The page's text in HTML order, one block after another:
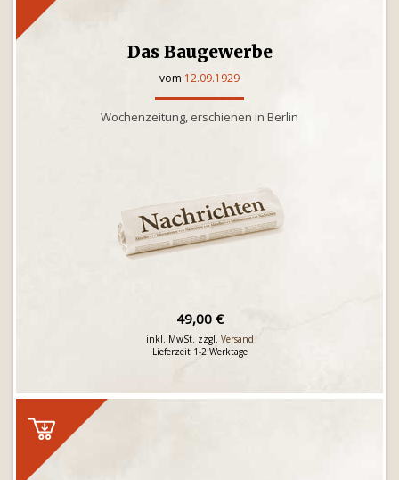
Das Baugewerbe
vom 12.09.1929
Wochenzeitung, erschienen in Berlin
49,00 €
inkl. MwSt. zzgl. Versand
Lieferzeit 1-2 Werktage